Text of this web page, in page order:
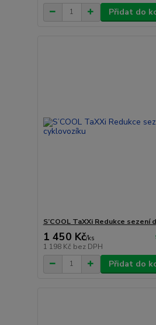
Přidat do
S’COOL TaXXi Redukce sezení
1 450 Kč/ks
1 198 Kč bez DPH
Přidat do